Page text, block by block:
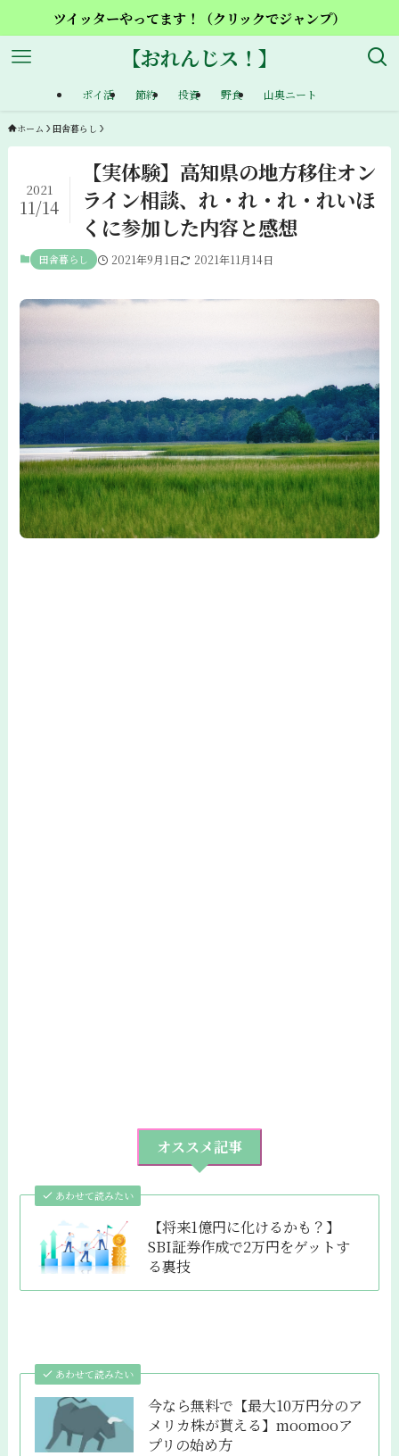
ツイッターやってます！（クリックでジャンプ）
【おれんじス！】
ポイ活 節約 投資 野食 山奥ニート
ホーム 田舎暮らし
【実体験】高知県の地方移住オン
ライン相談、れ・れ・れ・れいほ
くに参加した内容と感想
2021
11/14
田舎暮らし 2021年9月1日 2021年11月14日
オススメ記事
あわせて読みたい
【将来1億円に化けるかも？】
SBI証券作成で2万円をゲットす
る裏技
あわせて読みたい
今なら無料で【最大10万円分のア
メリカ株が貰える】moomooア
プリの始め方